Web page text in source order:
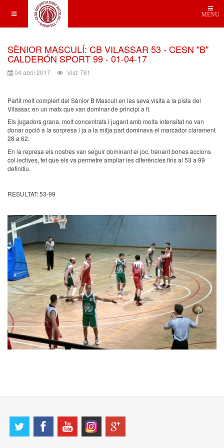
MENU
SÈNIOR MASCULÍ: CB VILASSAR 53 - CESN "B"
CALDERÓN SPORT 99 - 01-04-17
04 abril 2017 Vist: 761
Partit molt complert del Sènior B Masculí en las seva visita a la pista del
Vilassar, en un matx que van dominar de principi a fi.
Els jugadors grana, molt concentrats i jugant amb molta intensitat no van
donar opció a la sorpresa i ja a la mitja part dominava el marcador clarament
28 a 62.
En la represa els nostres van seguir dominant el joc, trenant bones accions
col·lectives, fet que els va permetre ampliar les diferències fins al 53 a 99
definitiu.
RESULTAT: 53-99